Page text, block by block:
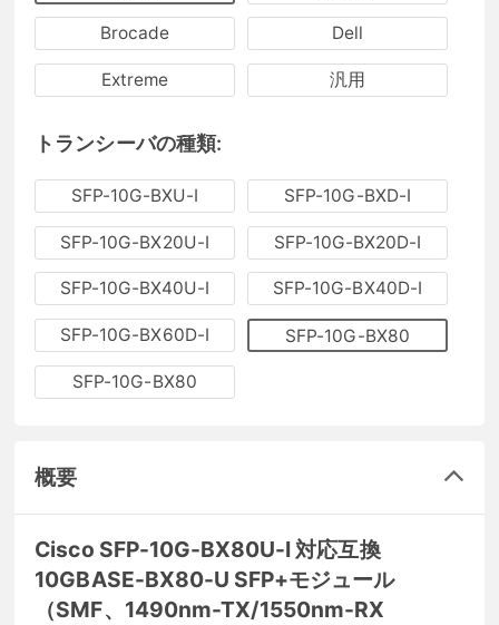
Brocade Dell
Extreme 汎用
トランシーバの種類:
SFP-10G-BXU-I SFP-10G-BXD-I
SFP-10G-BX20U-I SFP-10G-BX20D-I
SFP-10G-BX40U-I SFP-10G-BX40D-I
SFP-10G-BX60D-I SFP-10G-BX80
SFP-10G-BX80
概要
Cisco SFP-10G-BX80U-I 対応互換
10GBASE-BX80-U SFP+モジュール
（SMF、1490nm-TX/1550nm-RX